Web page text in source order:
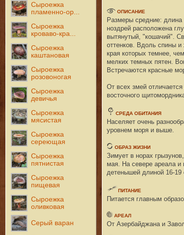
Сыроежка
пламенно-ор...
Сыроежка
кроваво-кра...
Сыроежка
каштановая
Сыроежка
розовоногая
Сыроежка
девичья
Сыроежка
мясистая
Сыроежка
сереющая
Сыроежка
пятнистая
Сыроежка
пищевая
Сыроежка
оливковая
Серый варан
ОПИСАНИЕ
Размеры средние: длина
ноздрей расположена глу
вытянутый, "кошачий".
оттенков. Вдоль спины и
края которых темнее,
мелких темных пятен.
Встречаются красные
От всех змей
восточного щитоморд
СРЕДА ОБИТАНИЯ
Населяет очень
уровнем моря и выше.
ОБРАЗ ЖИЗНИ
Зимует в норах
мая. На севере ареала и
детенышей длиной 16-19
ПИТАНИЕ
Питается главным
АРЕАЛ
От Азербайджана и